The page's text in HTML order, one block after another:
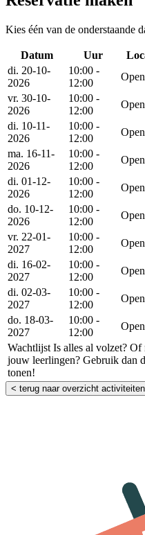
Kies één van de onderstaande
Datum Uur
di. 20-10-
2026
10:00 -
12:00
vr. 30-10-
2026
10:00 -
12:00
di. 10-11-
2026
10:00 -
12:00
ma. 16-11-
2026
10:00 -
12:00
di. 01-12-
2026
10:00 -
12:00
do. 10-12-
2026
10:00 -
12:00
vr. 22-01-
2027
10:00 -
12:00
di. 16-02-
2027
10:00 -
12:00
di. 02-03-
2027
10:00 -
12:00
do. 18-03-
2027
10:00 -
12:00
Wachtlijst Is alles al volzet? Of
jouw leerlingen? Gebruik dan
tonen!
< terug naar overzicht activiteiten